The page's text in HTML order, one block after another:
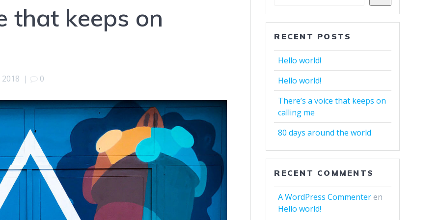
that keeps on
| 0
RECENT POSTS
Hello world!
Hello world!
There’s a voice that keeps on
calling me
80 days around the world
RECENT COMMENTS
A WordPress Commenteren
Hello world!